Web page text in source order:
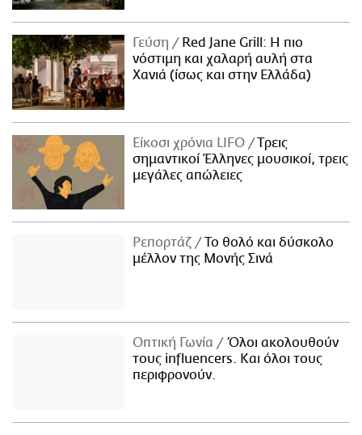
Γεύση
Red Jane Grill: Η πιο
νόστιμη και χαλαρή αυλή στα
Χανιά (ίσως και στην Ελλάδα)
Είκοσι χρόνια LIFO
Tρεις
σημαντικοί Έλληνες μουσικοί, τρεις
μεγάλες απώλειες
Ρεπορτάζ
Το θολό και δύσκολο
μέλλον της Μονής Σινά
Οπτική Γωνία
Όλοι ακολουθούν
τους influencers. Και όλοι τους
περιφρονούν.